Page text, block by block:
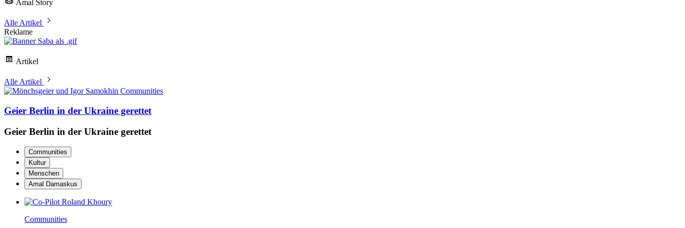
Amal Story
Alle Artikel
Reklame
Artikel
Alle Artikel
Communities
Geier Berlin in der Ukraine gerettet
Geier Berlin in der Ukraine gerettet
Communities
Kultur
Menschen
Amal Damaskus
Communities